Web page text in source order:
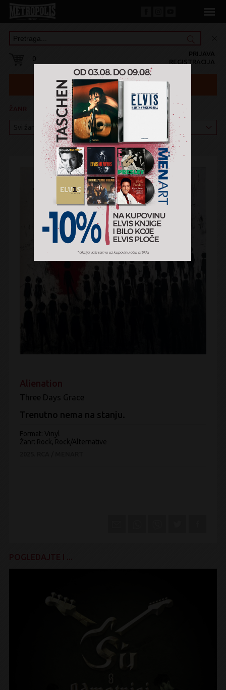
0 REGISTRACIJA
PRIJAVA
KATEGORIJA
Three Days Grace
Trenutno nema na stanju.
Format: Vinyl
Žanr: Rock, Rock/Alternative